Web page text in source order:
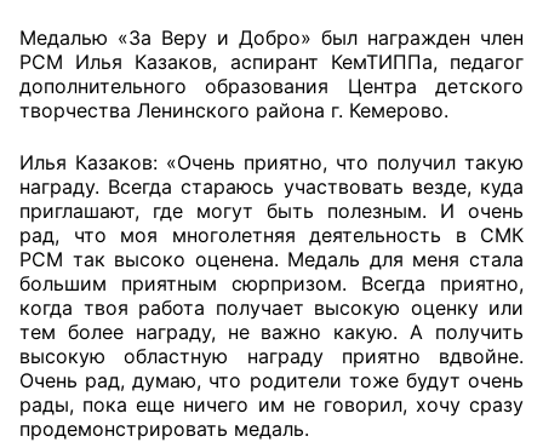
Комиссии
Экспертный совет ОП КО
Общественный штаб
Члены ОП КО
Документы ОП КО
Регламент ОП КО
Кодекс этики ОП КО
Медалью «За Веру и Добро» был награжден член
РСМ Илья Казаков, аспирант КемТИППа, педагог
дополнительного образования Центра детского
творчества Ленинского района г. Кемерово.
Илья Казаков: «Очень приятно, что получил такую
награду. Всегда стараюсь участвовать везде, куда
приглашают, где могут быть полезным. И очень
рад, что моя многолетняя деятельность в СМК
РСМ так высоко оценена. Медаль для меня стала
большим приятным сюрпризом. Всегда приятно,
когда твоя работа получает высокую оценку или
тем более награду, не важно какую. А получить
высокую областную награду приятно вдвойне.
Очень рад, думаю, что родители тоже будут очень
рады, пока еще ничего им не говорил, хочу сразу
продемонстрировать медаль.